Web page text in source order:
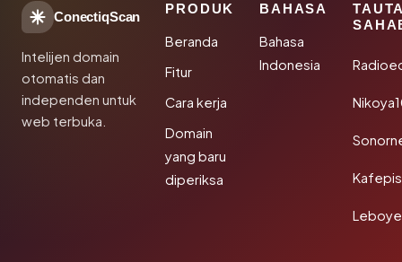
ConectiqScan
Intelijen domain
otomatis dan
independen untuk
web terbuka.
PRODUK
Beranda
Fitur
Cara kerja
Domain
yang baru
diperiksa
BAHASA
Bahasa
Indonesia